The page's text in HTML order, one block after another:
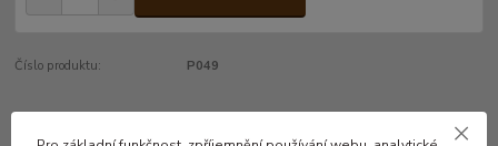
Číslo produktu: P049